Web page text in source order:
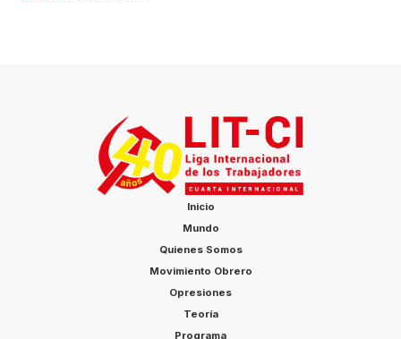
Inicio
Mundo
Quienes Somos
Movimiento Obrero
Opresiones
Teoría
Programa